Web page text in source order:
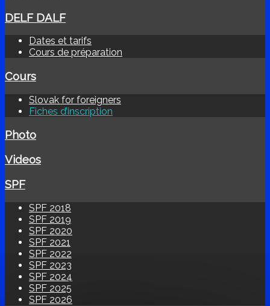
DELF DALF
Dates et tarifs
Cours de préparation
Cours
Slovak for foreigners
Fiches d’inscription
Photo
Videos
SPF
SPF 2018
SPF 2019
SPF 2020
SPF 2021
SPF 2022
SPF 2023
SPF 2024
SPF 2025
SPF 2026